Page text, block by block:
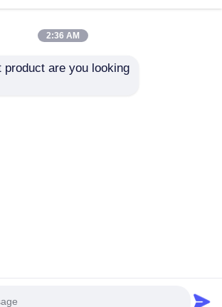
Indoor P5 LED
Co., Ltd.. All Rights
2:36 AM
product are you looking